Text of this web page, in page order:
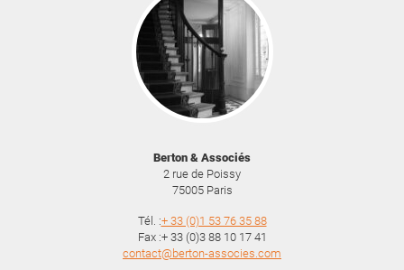
Berton & Associés
2 rue de Poissy
75005 Paris
Tél. :+ 33 (0)1 53 76 35 88
Fax :+ 33 (0)3 88 10 17 41
contact@berton-associes.com